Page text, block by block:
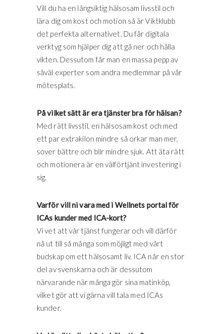
Vill du ha en långsiktig hälsosam livsstil och
lära dig om kost och motion så är Viktklubb
det perfekta alternativet. Du får digitala
verktyg som hjälper dig att gå ner och hålla
vikten. Dessutom får man en massa pepp av
såväl experter som andra medlemmar på vår
mötesplats.
På vilket sätt är era tjänster bra för hälsan?
Med rätt livsstil, en hälsosam kost och med
ett par extrakilon mindre så orkar man mer,
sover bättre och blir mindre sjuk. Att äta rätt
och motionera är en välförtjänt investering i
sig.
Varför vill ni vara med i Wellnets portal för
ICAs kunder med ICA-kort?
Vi vet att vår tjänst fungerar och vill därför
nå ut till så många som möjligt med vårt
budskap om ett hälsosamt liv. ICA når en stor
del av svenskarna och är dessutom
närvarande när många gör sina matinköp,
vilket gör att vi gärna vill tala med ICAs
kunder.